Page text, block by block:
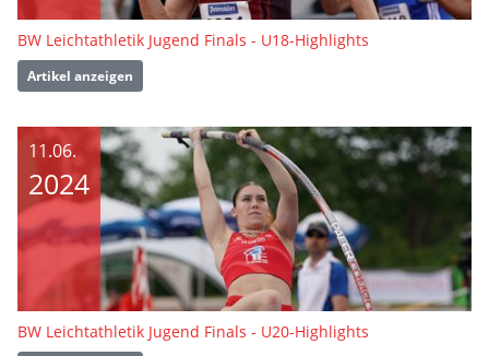
BW Leichtathletik Jugend Finals - U18-Highlights
Artikel anzeigen
11.06.
2024
BW Leichtathletik Jugend Finals - U20-Highlights